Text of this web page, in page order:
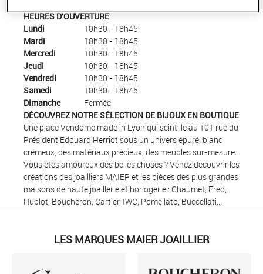
DÉCOUVREZ NOTRE SÉLECTION DE BIJOUX EN BOUTIQUE
Une place Vendôme made in Lyon qui scintille au 101 rue du
Président Edouard Herriot sous un univers épuré, blanc
crémeux, des matériaux précieux, des meubles sur-mesure.
Vous êtes amoureux des belles choses ? Venez découvrir les
créations des joailliers MAIER et les pièces des plus grandes
maisons de haute joaillerie et horlogerie : Chaumet, Fred,
Hublot, Boucheron, Cartier, IWC, Pomellato, Buccellati…
HEURES D'OUVERTURE
Lundi
10h30 - 18h45
Mardi
10h30 - 18h45
Mercredi
10h30 - 18h45
Jeudi
10h30 - 18h45
Vendredi
10h30 - 18h45
Samedi
10h30 - 18h45
Dimanche
Fermée
LES MARQUES MAIER JOAILLIER